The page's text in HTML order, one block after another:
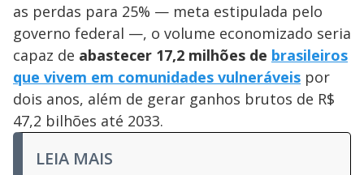
as perdas para 25% — meta estipulada pelo
governo federal —, o volume economizado seria
capaz de abastecer 17,2 milhões de brasileiros
que vivem em comunidades vulneráveis por
dois anos, além de gerar ganhos brutos de R$
47,2 bilhões até 2033.
LEIA MAIS